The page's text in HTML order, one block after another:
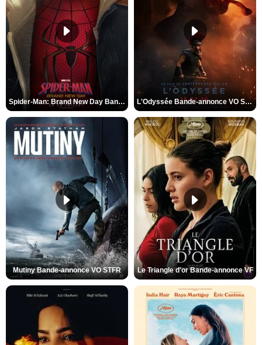
Spider-Man: Brand New Day Bande-annonce VO STFR L'Odyssée Bande-annonce VO STFR
Mutiny Bande-annonce VO STFR Le Triangle d'or Bande-annonce VF